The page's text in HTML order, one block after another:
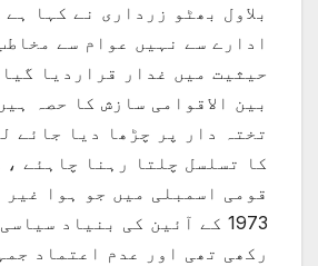
بلاول بھٹو زرداری نے کہا
ادارے سے نہیں عوام سے
حیثیت میں غدار قراردیا
بین الاقوامی سازش کا حصہ
تختہ دار پر چڑھا دیا جائے
کا تسلسل چلتا رہنا چاہئے ،
قومی اسمبلی میں جو ہوا غیر
1973 کے آئین کی بنیاد
رکھی تھی اور عدم اعتماد